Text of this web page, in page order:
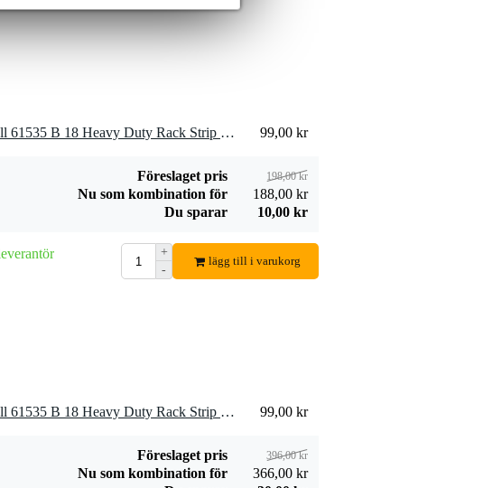
2 x Adam Hall 61535 B 18 Heavy Duty Rack Strip svart 18U 99,00 kr
Föreslaget pris 198,00 kr
Nu som kombination för
188,00 kr
Du sparar
10,00 kr
+
-
lägg till i varukorg
4 x Adam Hall 61535 B 18 Heavy Duty Rack Strip svart 18U 99,00 kr
Föreslaget pris 396,00 kr
Nu som kombination för
366,00 kr